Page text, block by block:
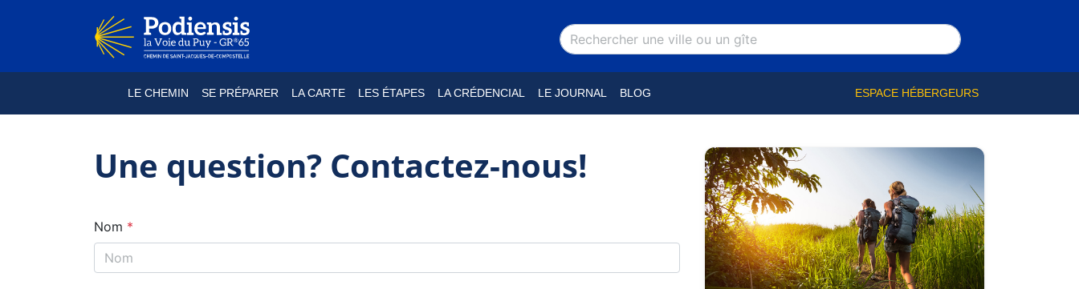
LE CHEMIN SE PRÉPARER LA CARTE LES ÉTAPES LA CRÉDENCIAL LE JOURNAL BLOG ESPACE HÉBERGEURS
Une question? Contactez-nous!
Nom *